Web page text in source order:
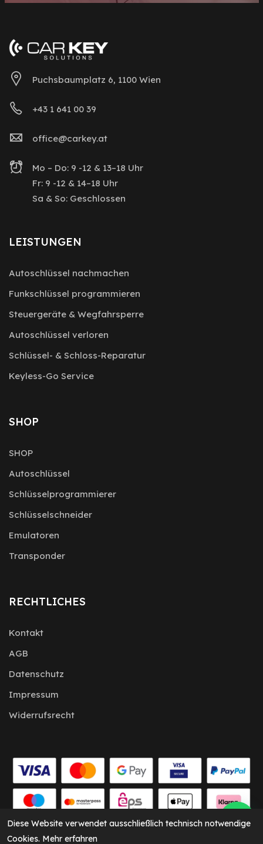
Puchsbaumplatz 6, 1100 Wien
+43 1 641 00 39
office@carkey.at
Mo – Do: 9 -12 & 13–18 Uhr
Fr: 9 -12 & 14–18 Uhr
Sa & So: Geschlossen
LEISTUNGEN
Autoschlüssel nachmachen
Funkschlüssel programmieren
Steuergeräte & Wegfahrsperre
Autoschlüssel verloren
Schlüssel- & Schloss-Reparatur
Keyless-Go Service
SHOP
SHOP
Autoschlüssel
Schlüsselprogrammierer
Schlüsselschneider
Emulatoren
Transponder
RECHTLICHES
Kontakt
AGB
Datenschutz
Impressum
Widerrufsrecht
Diese Website verwendet ausschließlich technisch notwendige
Cookies. Mehr erfahren
Für allgemeine Fragen...